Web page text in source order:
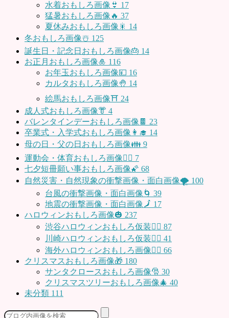
水着おもしろ画像👙 17
猛暑おもしろ画像🔥 37
夏休みおもしろ画像🎇 14
冬おもしろ画像☃️ 125
誕生日・記念日おもしろ画像🎂 14
お正月おもしろ画像🎍 116
お年玉おもしろ画像💴 16
カルタおもしろ画像🤚 14
絵馬おもしろ画像⛩ 24
成人式おもしろ画像👘 4
バレンタインデーおもしろ画像🍫 23
卒業式・入学式おもしろ画像👩‍🎓 14
母の日・父の日おもしろ画像👪 9
運動会・体育おもしろ画像🤸‍♂️ 7
七夕短冊願い事おもしろ画像🌠 68
自然災害・自然現象の衝撃画像・面白画像🌪 100
台風の衝撃画像・面白画像🌀 39
地震の衝撃画像・面白画像🗾 17
ハロウィンおもしろ画像🎃 237
渋谷ハロウィンおもしろ仮装👯‍♂️ 87
川崎ハロウィンおもしろ仮装🧞‍♀️ 41
海外ハロウィンおもしろ画像🧛‍♂️ 66
クリスマスおもしろ画像🎁 180
サンタクロースおもしろ画像🎅 30
クリスマスツリーおもしろ画像🎄 40
未分類 111